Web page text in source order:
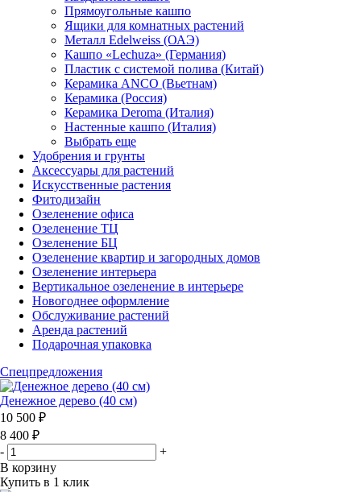
Прямоугольные кашпо
Ящики для комнатных растений
Металл Edelweiss (ОАЭ)
Кашпо «Lechuza» (Германия)
Пластик с системой полива (Китай)
Керамика ANCO (Вьетнам)
Керамика (Россия)
Керамика Deroma (Италия)
Настенные кашпо (Италия)
Выбрать еще
Удобрения и грунты
Аксессуары для растений
Искусственные растения
Фитодизайн
Озеленение офиса
Озеленение ТЦ
Озеленение БЦ
Озеленение квартир и загородных домов
Озеленение интерьера
Вертикальное озеленение в интерьере
Новогоднее оформление
Обслуживание растений
Аренда растений
Подарочная упаковка
Спецпредложения
Денежное дерево (40 cм)
10 500 ₽
8 400 ₽
-
+
В корзину
Купить в 1 клик